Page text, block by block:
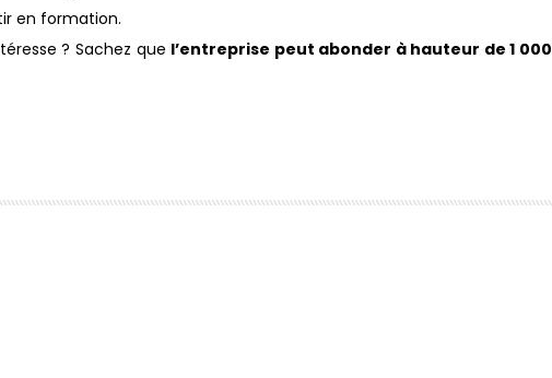
en formation.
? Sachez que l’entreprise peut abonder à hauteur de 1 000